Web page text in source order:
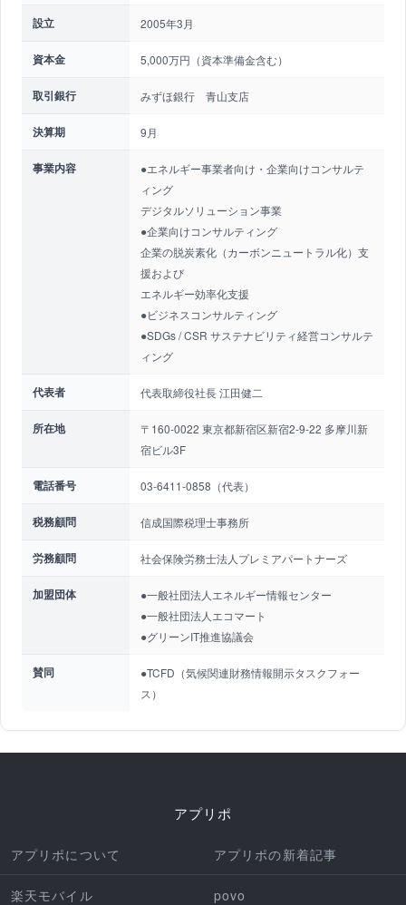
設立 2005年3月
資本金 5,000万円（資本準備金含む）
取引銀行 みずほ銀行 青山支店
決算期 9月
事業内容
●エネルギー事業者向け・企業向けコンサルテ
ィング
デジタルソリューション事業
●企業向けコンサルティング
企業の脱炭素化（カーボンニュートラル化）支
援および
エネルギー効率化支援
●ビジネスコンサルティング
●SDGs / CSR サステナビリティ経営コンサルテ
ィング
代表者 代表取締役社長 江田健二
所在地
〒160-0022 東京都新宿区新宿2-9-22 多摩川新
宿ビル3F
電話番号 03-6411-0858（代表）
税務顧問 信成国際税理士事務所
労務顧問 社会保険労務士法人プレミアパートナーズ
加盟団体
●一般社団法人エネルギー情報センター
●一般社団法人エコマート
●グリーンIT推進協議会
賛同
●TCFD（気候関連財務情報開示タスクフォー
ス）
アプリポ
アプリポについて アプリポの新着記事
楽天モバイル povo